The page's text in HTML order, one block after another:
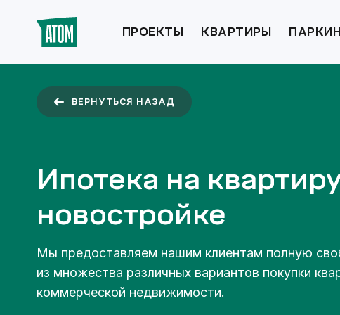
ПРОЕКТЫ КВАРТИРЫ
ВЕРНУТЬСЯ НАЗАД
Ипотека на
новостройке
Мы предоставляем нашим клиентам полную
из множества различных вариантов покупки
коммерческой недвижимости.